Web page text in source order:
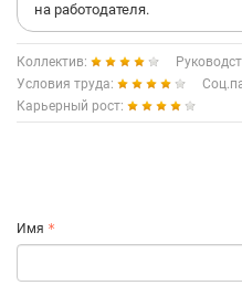
на работодателя.
Коллектив:
Условия труда:
Карьерный рост:
Имя